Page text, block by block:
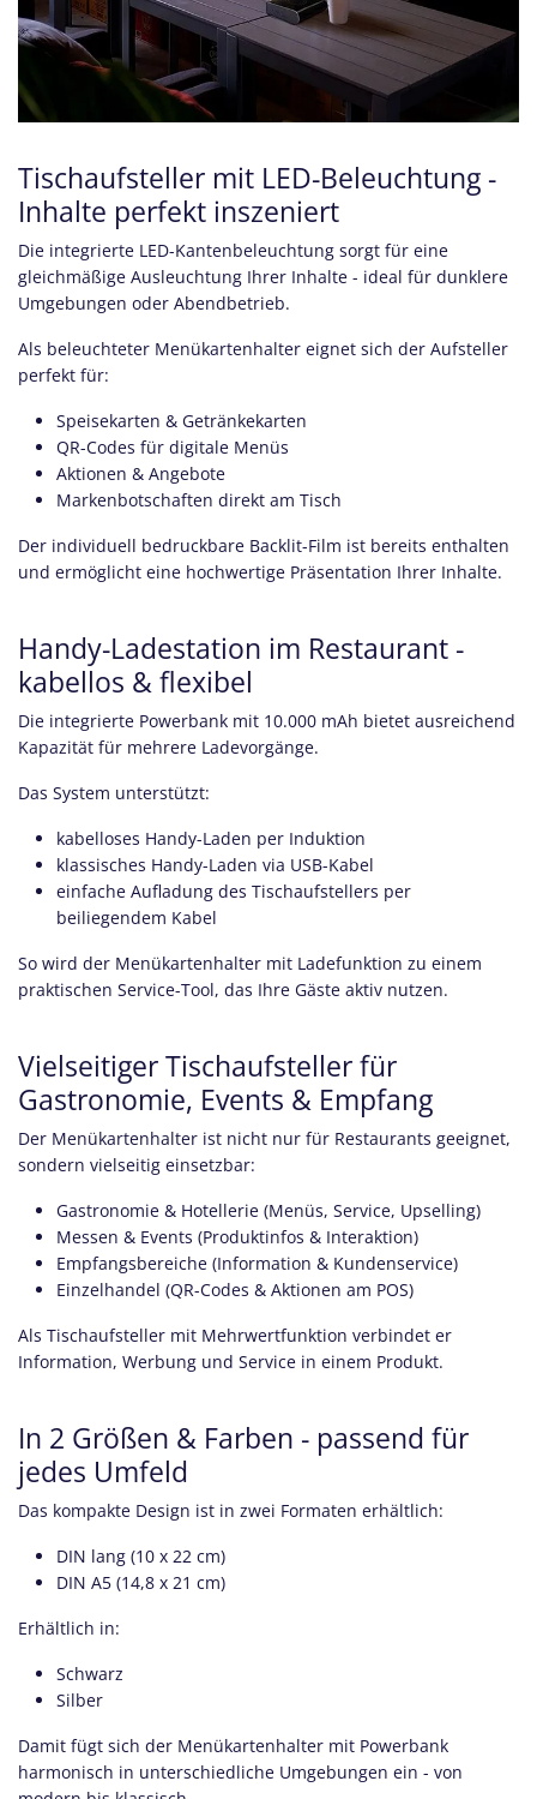
Tischaufsteller mit LED-Beleuchtung -
Inhalte perfekt inszeniert
Die integrierte LED-Kantenbeleuchtung sorgt für eine
gleichmäßige Ausleuchtung Ihrer Inhalte - ideal für dunklere
Umgebungen oder Abendbetrieb.
Als beleuchteter Menükartenhalter eignet sich der Aufsteller
perfekt für:
Speisekarten & Getränkekarten
QR-Codes für digitale Menüs
Aktionen & Angebote
Markenbotschaften direkt am Tisch
Der individuell bedruckbare Backlit-Film ist bereits enthalten
und ermöglicht eine hochwertige Präsentation Ihrer Inhalte.
Handy-Ladestation im Restaurant -
kabellos & flexibel
Die integrierte Powerbank mit 10.000 mAh bietet ausreichend
Kapazität für mehrere Ladevorgänge.
Das System unterstützt:
kabelloses Handy-Laden per Induktion
klassisches Handy-Laden via USB-Kabel
einfache Aufladung des Tischaufstellers per
beiliegendem Kabel
So wird der Menükartenhalter mit Ladefunktion zu einem
praktischen Service-Tool, das Ihre Gäste aktiv nutzen.
Vielseitiger Tischaufsteller für
Gastronomie, Events & Empfang
Der Menükartenhalter ist nicht nur für Restaurants geeignet,
sondern vielseitig einsetzbar:
Gastronomie & Hotellerie (Menüs, Service, Upselling)
Messen & Events (Produktinfos & Interaktion)
Empfangsbereiche (Information & Kundenservice)
Einzelhandel (QR-Codes & Aktionen am POS)
Als Tischaufsteller mit Mehrwertfunktion verbindet er
Information, Werbung und Service in einem Produkt.
In 2 Größen & Farben - passend für
jedes Umfeld
Das kompakte Design ist in zwei Formaten erhältlich:
DIN lang (10 x 22 cm)
DIN A5 (14,8 x 21 cm)
Erhältlich in:
Schwarz
Silber
Damit fügt sich der Menükartenhalter mit Powerbank
harmonisch in unterschiedliche Umgebungen ein - von